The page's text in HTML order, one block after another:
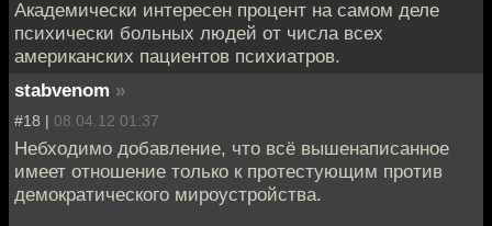
Академически интересен процент на самом деле
психически больных людей от числа всех
американских пациентов психиатров.
stabvenom »
#18 | 08.04.12 01:37
Небходимо добавление, что всё вышенаписанное
имеет отношение только к протестующим против
демократического мироустройства.